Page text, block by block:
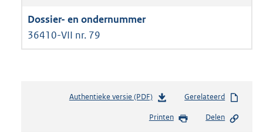
36410-VII nr. 79
Authentieke versie (PDF)b
s
Gerelateerd
Printen Delen